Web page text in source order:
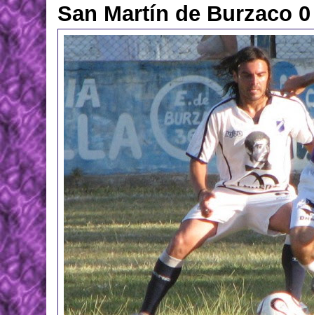
San Martín de Burzaco